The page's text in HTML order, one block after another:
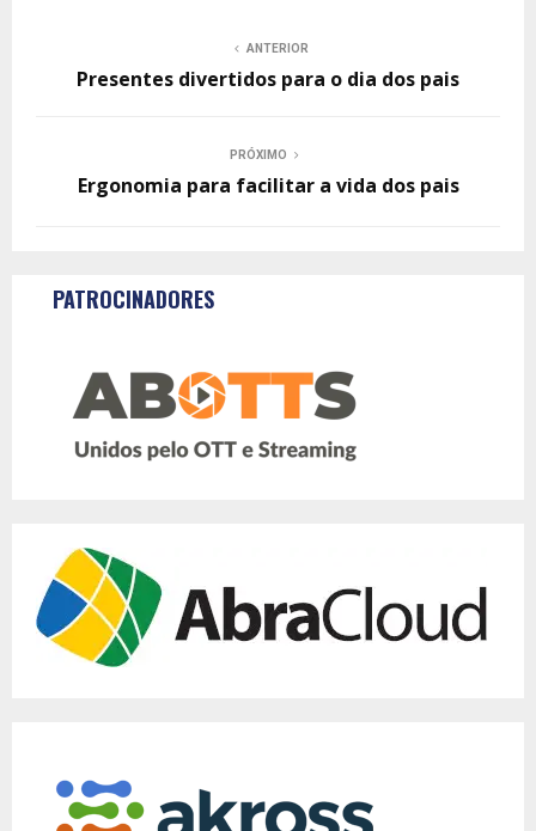
ANTERIOR
Presentes divertidos para o dia dos pais
PRÓXIMO
Ergonomia para facilitar a vida dos pais
PATROCINADORES